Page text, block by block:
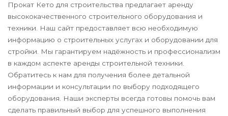
Прокат Кето для строительства предлагает аренду
высококачественного строительного оборудования и
техники. Наш сайт предоставляет всю необходимую
информацию о строительных услугах и оборудовании для
стройки. Мы гарантируем надёжность и профессионализм
в каждом аспекте аренды строительной техники.
Обратитесь к нам для получения более детальной
информации и консультации по выбору подходящего
оборудования. Наши эксперты всегда готовы помочь вам
сделать правильный выбор для успешного выполнения